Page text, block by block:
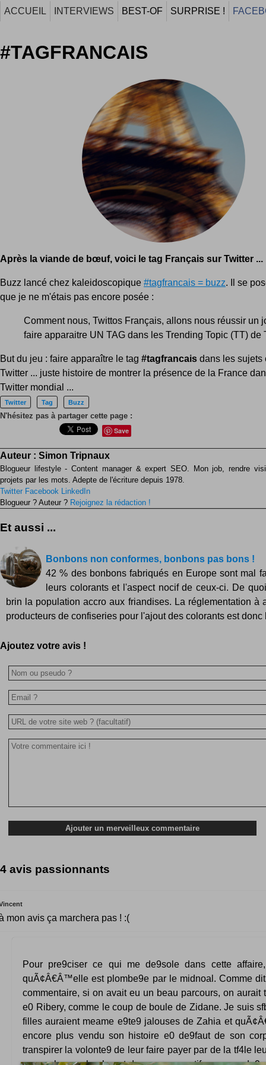
ACCUEIL INTERVIEWS BEST-OF SURPRISE !
#TAGFRANCAIS
Après la viande de bœuf, voici le tag Français sur Twitter ...
Buzz lancé chez kaleidoscopique #tagfrancais = buzz. Il se
que je ne m'étais pas encore posée :
Comment nous, Twittos Français, allons nous réussir un
faire apparaitre UN TAG dans les Trending Topic (TT) de
But du jeu : faire apparaître le tag #tagfrancais dans les sujets
Twitter ... juste histoire de montrer la présence de la France
Twitter mondial ...
Twitter Tag Buzz
N'hésitez pas à partager cette page :
Save
Auteur : Simon Tripnaux
Blogueur lifestyle - Content manager & expert SEO. Mon job, rendre
projets par les mots. Adepte de l'écriture depuis 1978.
Twitter Facebook LinkedIn
Blogueur ? Auteur ? Rejoignez la rédaction !
Et aussi ...
Bonbons non conformes, bonbons pas bons !
42 % des bonbons fabriqués en Europe sont mal
leurs colorants et l'aspect nocif de ceux-ci. De
brin la population accro aux friandises. La réglementation à
producteurs de confiseries pour l'ajout des colorants est donc
Ajoutez votre avis !
4 avis passionnants
mon avis ça marchera pas ! :(
Pour pre9ciser ce qui me de9sole dans cette
quÃ¢Â€Â™elle est plombe9e par le midnoal. Comme
commentaire, si on avait eu un beau parcours, on aurait
e0 Ribery, comme le coup de boule de Zidane. Je suis
filles auraient meame e9te9 jalouses de Zahia et
encore plus vendu son histoire e0 de9faut de son
transpirer la volonte9 de leur faire payer par de la tf4le